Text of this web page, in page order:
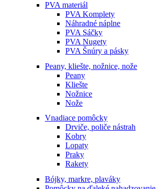
PVA materiál
PVA Komplety
Náhradné náplne
PVA Sáčky
PVA Nugety
PVA Šnúry a pásky
Peany, kliešte, nožnice, nože
Peany
Kliešte
Nožnice
Nože
Vnadiace pomôcky
Drviče, poliče nástrah
Kobry
Lopaty
Praky
Rakety
Bójky, markre, plaváky